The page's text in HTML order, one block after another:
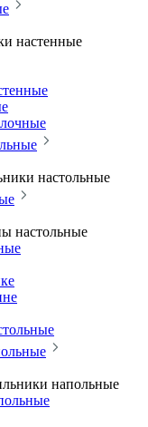
настенные
настольные
настольные
напольные